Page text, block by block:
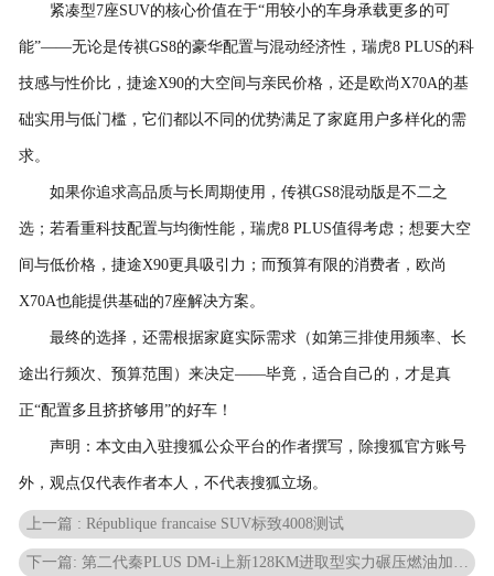
紧凑型7座SUV的核心价值在于“用较小的车身承载更多的可
能”——无论是传祺GS8的豪华配置与混动经济性，瑞虎8 PLUS的科
技感与性价比，捷途X90的大空间与亲民价格，还是欧尚X70A的基
础实用与低门槛，它们都以不同的优势满足了家庭用户多样化的需
求。
如果你追求高品质与长周期使用，传祺GS8混动版是不二之
选；若看重科技配置与均衡性能，瑞虎8 PLUS值得考虑；想要大空
间与低价格，捷途X90更具吸引力；而预算有限的消费者，欧尚
X70A也能提供基础的7座解决方案。
最终的选择，还需根据家庭实际需求（如第三排使用频率、长
途出行频次、预算范围）来决定——毕竟，适合自己的，才是真
正“配置多且挤挤够用”的好车！
声明：本文由入驻搜狐公众平台的作者撰写，除搜狐官方账号
外，观点仅代表作者本人，不代表搜狐立场。
上一篇 : République francaise SUV标致4008测试